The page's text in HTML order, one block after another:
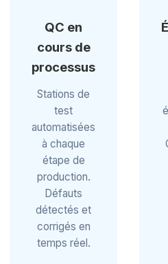
QC en
cours de
processus
Stations de
test
automatisées
à chaque
étape de
production.
Défauts
détectés et
corrigés en
temps réel.